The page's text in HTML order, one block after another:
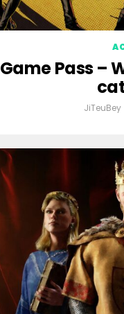
Game Pass –
JiTeuBey